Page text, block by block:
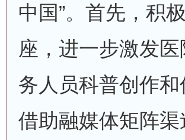
中国”。首先，积
座，进一步激发
务人员科普创作
借助融媒体矩阵